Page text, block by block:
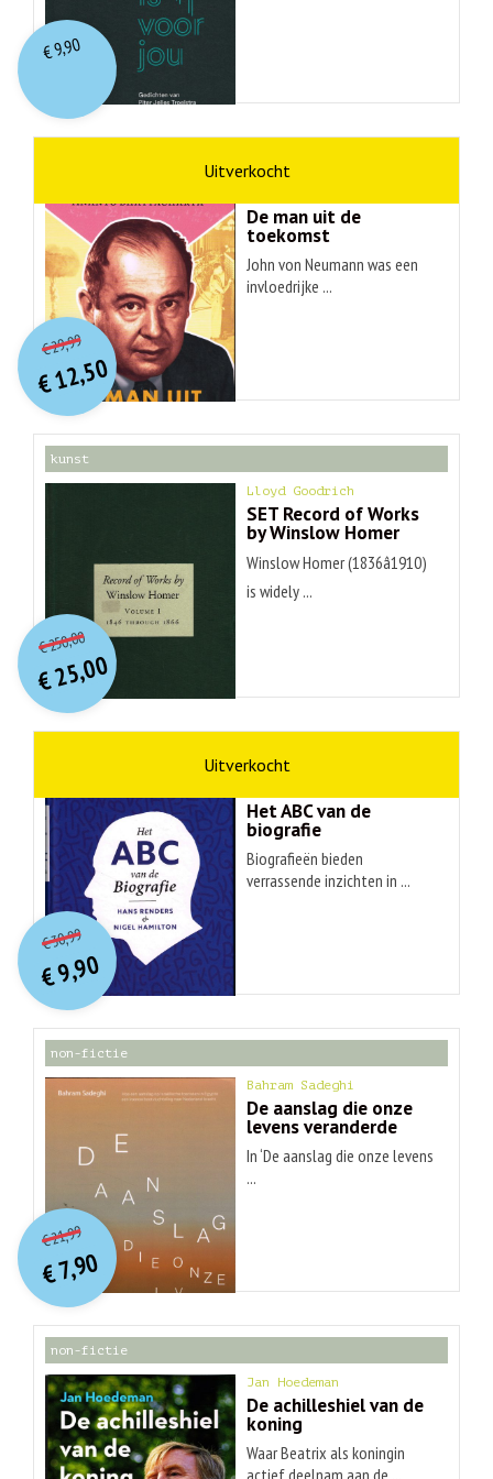
€9,90
De man uit de
toekomst
John von Neumann was een
invloedrijke ...
€29,99O
orspr
onkelijke
prijs
was:
€ 29,99.
€12,50
Huidige
prijs
is:€ 12,50.
kunst
Lloyd Goodrich
SET Record of Works
by Winslow Homer
Winslow Homer (1836â1910)
is widely ...
€250,00O
orspr
onkelijke
prijs
was:
€ 250,00.
€25,00
Huidige
prijs
is:
€ 25,00.
Het ABC van de
biografie
Biografieën bieden
verrassende inzichten in ...
€30,99O
orspr
onkelijke
prijs
was:
€ 30,99.
€9,90
Huidige
prijs
is:
€ 9,90.
non-fictie
Bahram Sadeghi
De aanslag die onze
levens veranderde
In ‘De aanslag die onze levens
...
€21,99O
orspr
onkelijke
prijs
was:
€ 21,99.
€7,90
Huidige
prijs
is:
€ 7,90.
non-fictie
Jan Hoedeman
De achilleshiel van de
koning
Waar Beatrix als koningin
actief deelnam aan de ...